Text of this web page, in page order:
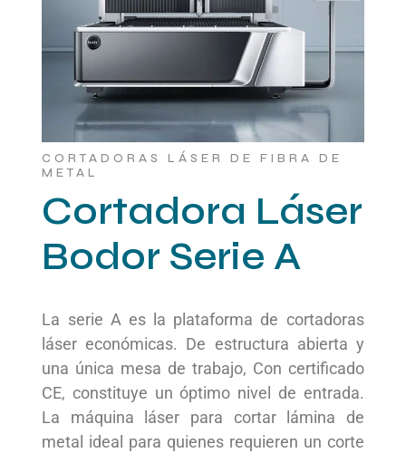
CORTADORAS LÁSER DE FIBRA DE
METAL
Cortadora Láser
Bodor Serie A
La serie A es la plataforma de cortadoras
láser económicas. De estructura abierta y
una única mesa de trabajo, Con certificado
CE, constituye un óptimo nivel de entrada.
La máquina láser para cortar lámina de
metal ideal para quienes requieren un corte